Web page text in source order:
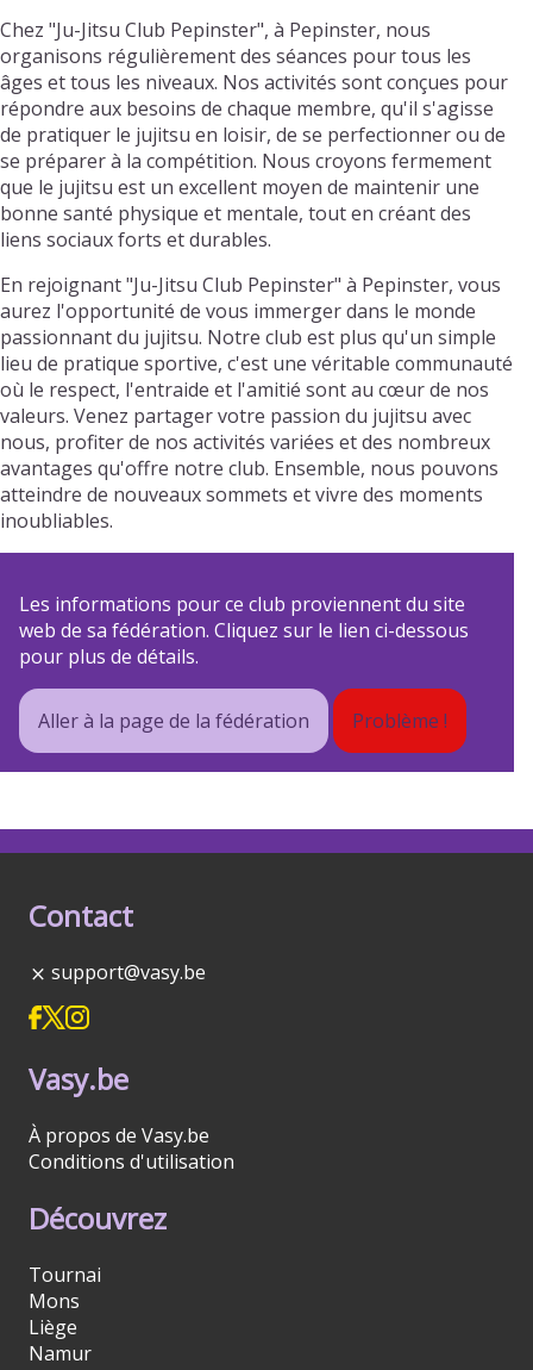
Chez "Ju-Jitsu Club Pepinster", à Pepinster, nous
organisons régulièrement des séances pour tous les
âges et tous les niveaux. Nos activités sont conçues pour
répondre aux besoins de chaque membre, qu'il s'agisse
de pratiquer le jujitsu en loisir, de se perfectionner ou de
se préparer à la compétition. Nous croyons fermement
que le jujitsu est un excellent moyen de maintenir une
bonne santé physique et mentale, tout en créant des
liens sociaux forts et durables.
En rejoignant "Ju-Jitsu Club Pepinster" à Pepinster, vous
aurez l'opportunité de vous immerger dans le monde
passionnant du jujitsu. Notre club est plus qu'un simple
lieu de pratique sportive, c'est une véritable communauté
où le respect, l'entraide et l'amitié sont au cœur de nos
valeurs. Venez partager votre passion du jujitsu avec
nous, profiter de nos activités variées et des nombreux
avantages qu'offre notre club. Ensemble, nous pouvons
atteindre de nouveaux sommets et vivre des moments
inoubliables.
Les informations pour ce club proviennent du site
web de sa fédération. Cliquez sur le lien ci-dessous
pour plus de détails.
Aller à la page de la fédération Problème !
Contact
support@vasy.be
Vasy.be
À propos de Vasy.be
Conditions d'utilisation
Découvrez
Tournai
Mons
Liège
Namur